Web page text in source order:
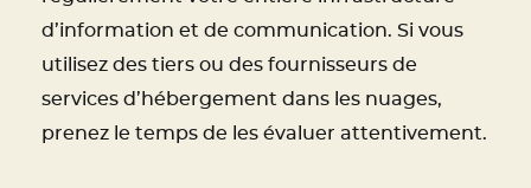
d’information et de communication. Si vous
utilisez des tiers ou des fournisseurs de
services d’hébergement dans les nuages,
prenez le temps de les évaluer attentivement.